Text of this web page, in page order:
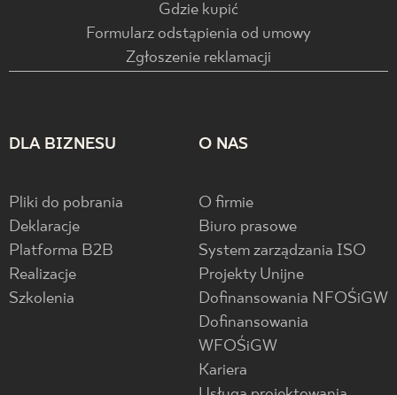
Gdzie kupić
Formularz odstąpienia od umowy
Zgłoszenie reklamacji
DLA BIZNESU
Pliki do pobrania
Deklaracje
Platforma B2B
Realizacje
Szkolenia
O NAS
O firmie
Biuro prasowe
System zarządzania ISO
Projekty Unijne
Dofinansowania NFOŚiGW
Dofinansowania
WFOŚiGW
Kariera